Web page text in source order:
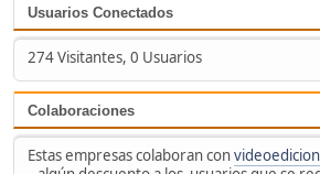
Usuarios Conectados
274 Visitantes, 0 Usuarios
Colaboraciones
Estas empresas colaboran con